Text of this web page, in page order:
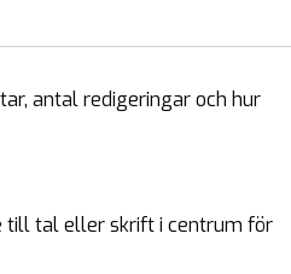
antal redigeringar och hur
till tal eller skrift i centrum för